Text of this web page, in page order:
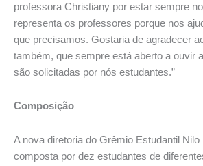
professora Christiany por estar sempre
representa os professores porque nos
que precisamos. Gostaria de agradecer
também, que sempre está aberto a ouvir
são solicitadas por nós estudantes.”
Composição
A nova diretoria do Grêmio Estudantil Nilo
composta por dez estudantes de